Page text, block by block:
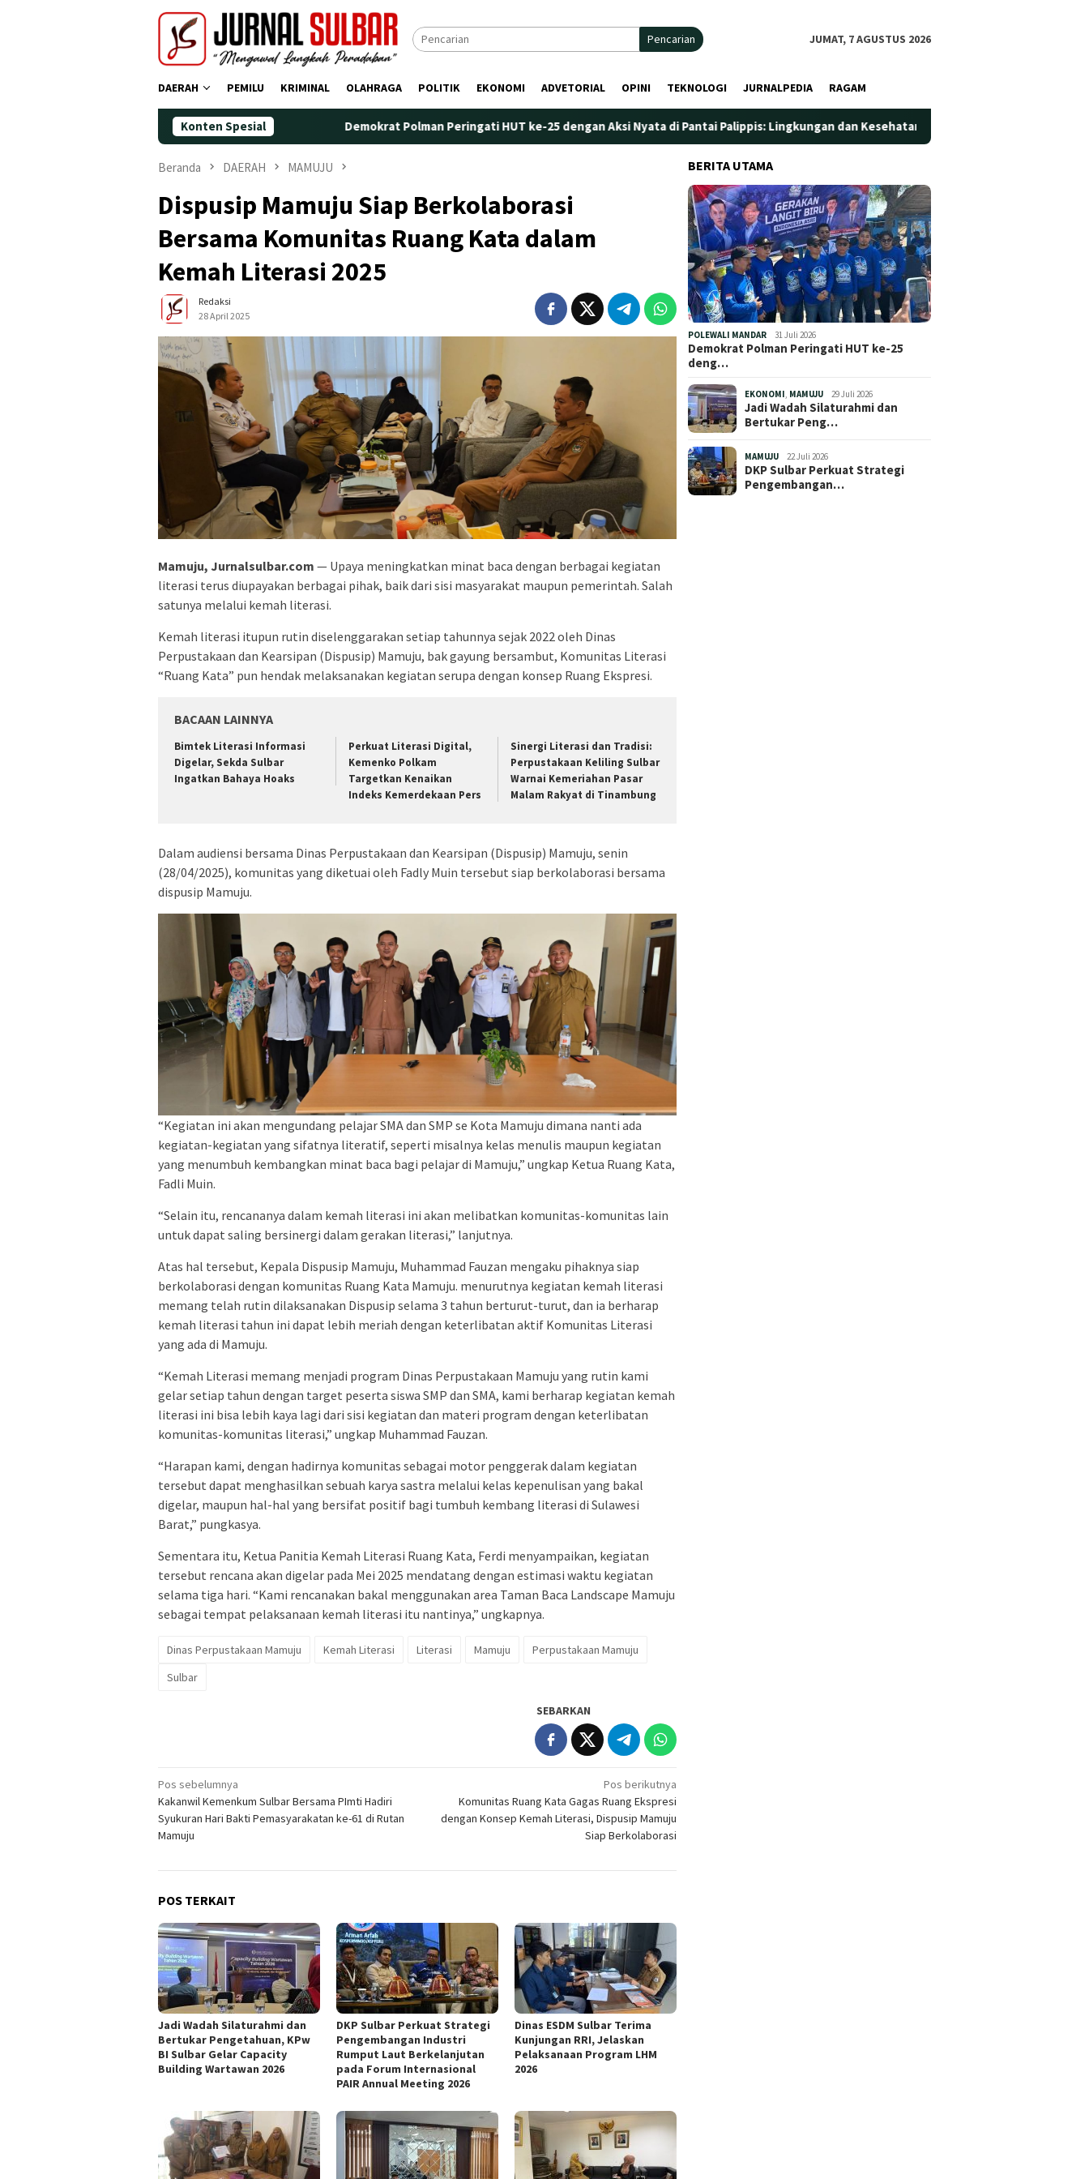
Pencarian JUMAT, 7 AGUSTUS 2026
DAERAH PEMILU KRIMINAL OLAHRAGA POLITIK EKONOMI ADVETORIAL OPINI TEKNOLOGI JURNALPEDIA RAGAM
Konten SpesialDemokrat Polman Peringati HUT ke-25 dengan Aksi Nyata di Pantai Palippis: Lingkungan dan Kesehatan Jadi Prioritas
Beranda DAERAH MAMUJU
Dispusip Mamuju Siap Berkolaborasi
Bersama Komunitas Ruang Kata dalam
Kemah Literasi 2025
Redaksi
28 April 2025
Mamuju, Jurnalsulbar.com — Upaya meningkatkan minat baca dengan berbagai kegiatan
literasi terus diupayakan berbagai pihak, baik dari sisi masyarakat maupun pemerintah. Salah
satunya melalui kemah literasi.
Kemah literasi itupun rutin diselenggarakan setiap tahunnya sejak 2022 oleh Dinas
Perpustakaan dan Kearsipan (Dispusip) Mamuju, bak gayung bersambut, Komunitas Literasi
“Ruang Kata” pun hendak melaksanakan kegiatan serupa dengan konsep Ruang Ekspresi.
BACAAN LAINNYA
Bimtek Literasi Informasi
Digelar, Sekda Sulbar
Ingatkan Bahaya Hoaks
Perkuat Literasi Digital,
Kemenko Polkam
Targetkan Kenaikan
Indeks Kemerdekaan Pers
Sinergi Literasi dan Tradisi:
Perpustakaan Keliling Sulbar
Warnai Kemeriahan Pasar
Malam Rakyat di Tinambung
Dalam audiensi bersama Dinas Perpustakaan dan Kearsipan (Dispusip) Mamuju, senin
(28/04/2025), komunitas yang diketuai oleh Fadly Muin tersebut siap berkolaborasi bersama
dispusip Mamuju.
“Kegiatan ini akan mengundang pelajar SMA dan SMP se Kota Mamuju dimana nanti ada
kegiatan-kegiatan yang sifatnya literatif, seperti misalnya kelas menulis maupun kegiatan
yang menumbuh kembangkan minat baca bagi pelajar di Mamuju,” ungkap Ketua Ruang Kata,
Fadli Muin.
“Selain itu, rencananya dalam kemah literasi ini akan melibatkan komunitas-komunitas lain
untuk dapat saling bersinergi dalam gerakan literasi,” lanjutnya.
Atas hal tersebut, Kepala Dispusip Mamuju, Muhammad Fauzan mengaku pihaknya siap
berkolaborasi dengan komunitas Ruang Kata Mamuju. menurutnya kegiatan kemah literasi
memang telah rutin dilaksanakan Dispusip selama 3 tahun berturut-turut, dan ia berharap
kemah literasi tahun ini dapat lebih meriah dengan keterlibatan aktif Komunitas Literasi
yang ada di Mamuju.
“Kemah Literasi memang menjadi program Dinas Perpustakaan Mamuju yang rutin kami
gelar setiap tahun dengan target peserta siswa SMP dan SMA, kami berharap kegiatan kemah
literasi ini bisa lebih kaya lagi dari sisi kegiatan dan materi program dengan keterlibatan
komunitas-komunitas literasi,” ungkap Muhammad Fauzan.
“Harapan kami, dengan hadirnya komunitas sebagai motor penggerak dalam kegiatan
tersebut dapat menghasilkan sebuah karya sastra melalui kelas kepenulisan yang bakal
digelar, maupun hal-hal yang bersifat positif bagi tumbuh kembang literasi di Sulawesi
Barat,” pungkasya.
Sementara itu, Ketua Panitia Kemah Literasi Ruang Kata, Ferdi menyampaikan, kegiatan
tersebut rencana akan digelar pada Mei 2025 mendatang dengan estimasi waktu kegiatan
selama tiga hari. “Kami rencanakan bakal menggunakan area Taman Baca Landscape Mamuju
sebagai tempat pelaksanaan kemah literasi itu nantinya,” ungkapnya.
Dinas Perpustakaan Mamuju Kemah Literasi Literasi Mamuju
Perpustakaan Mamuju
Sulbar
SEBARKAN
Navigasi
pos
Pos sebelumnya
Kakanwil Kemenkum Sulbar Bersama PImti Hadiri
Syukuran Hari Bakti Pemasyarakatan ke-61 di Rutan
Mamuju
Pos berikutnya
Komunitas Ruang Kata Gagas Ruang Ekspresi
dengan Konsep Kemah Literasi, Dispusip Mamuju
Siap Berkolaborasi
POS TERKAIT
Jadi Wadah Silaturahmi dan
Bertukar Pengetahuan, KPw
BI Sulbar Gelar Capacity
Building Wartawan 2026
DKP Sulbar Perkuat Strategi
Pengembangan Industri
Rumput Laut Berkelanjutan
pada Forum Internasional
PAIR Annual Meeting 2026
Dinas ESDM Sulbar Terima
Kunjungan RRI, Jelaskan
Pelaksanaan Program LHM
2026
BERITA UTAMA
POLEWALI MANDAR 31 Juli 2026
Demokrat Polman Peringati HUT ke-25
deng…
EKONOMI MAMUJU 29 Juli 2026
Jadi Wadah Silaturahmi dan
Bertukar Peng…
MAMUJU 22 Juli 2026
DKP Sulbar Perkuat Strategi
Pengembangan…